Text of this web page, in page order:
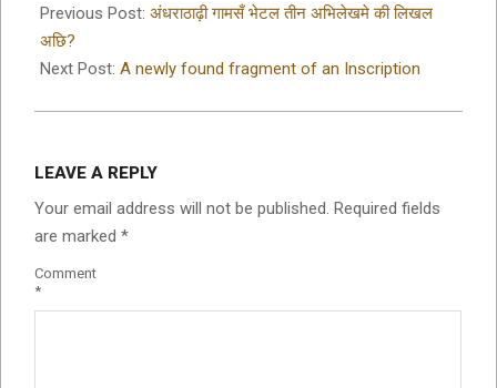
09-
09
Previous Post: अंधराठाढ़ी गामसँ भेटल तीन अभिलेखमे की लिखल
अछि?
Next Post: A newly found fragment of an Inscription
LEAVE A REPLY
Your email address will not be published. Required fields
are marked *
Comment
*